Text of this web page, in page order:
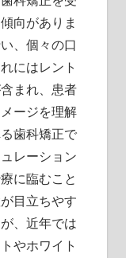
向がありま
、個々の口
にはレント
まれ、患者
ージを理解
歯科矯正で
レーション
に臨むこと
目立ちやす
、近年では
やホワイト